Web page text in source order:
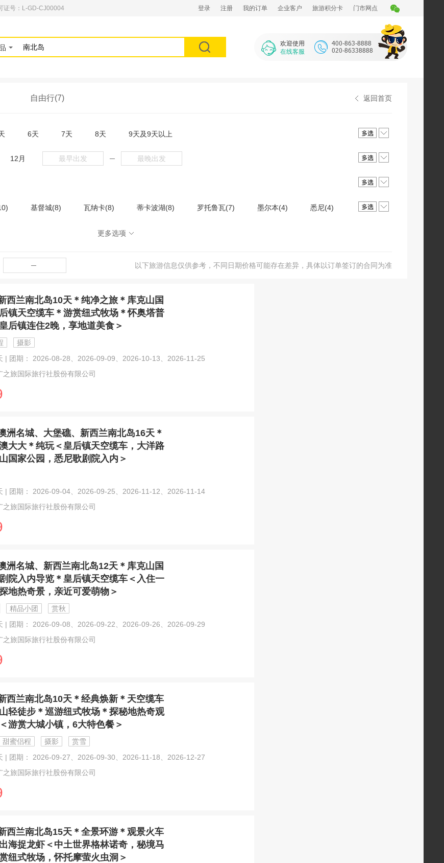
证号：L-GD-CJ00004 登录 注册 我的订单 企业客户 旅游积分卡 门市网点
欢迎使用
在线客服
返回首页
自由行(7)
6天 7天 8天 9天及9天以上
12月 ─
基督城(8) 瓦纳卡(8) 蒂卡波湖(8) 罗托鲁瓦(7) 墨尔本(4) 悉尼(4)
更多选项
─ 以下旅游信息仅供参考，不同日期价格可能存在差异，具体以订单签订的合同为准
西兰南北岛10天＊纯净之旅＊库克山国
镇天空缆车＊游赏纽式牧场＊怀奥塔普
后镇连住2晚，享地道美食＞
摄影
| 团期： 2026-08-28、2026-09-09、2026-10-13、2026-11-25
之旅国际旅行社股份有限公司
洲名城、大堡礁、新西兰南北岛16天＊
大大＊纯玩＜皇后镇天空缆车，大洋路
国家公园，悉尼歌剧院入内＞
| 团期： 2026-09-04、2026-09-25、2026-11-12、2026-11-14
之旅国际旅行社股份有限公司
洲名城、新西兰南北岛12天＊库克山国
院入内导览＊皇后镇天空缆车＜入住一
地热奇景，亲近可爱萌物＞
精品小团
赏秋
| 团期： 2026-09-08、2026-09-22、2026-09-26、2026-09-29
之旅国际旅行社股份有限公司
新西兰南北岛10天＊经典焕新＊天空缆车
轻徒步＊巡游纽式牧场＊探秘地热奇观
游赏大城小镇，6大特色餐＞
甜蜜侣程 摄影
赏雪
| 团期： 2026-09-27、2026-09-30、2026-11-18、2026-12-27
之旅国际旅行社股份有限公司
新西兰南北岛15天＊全景环游＊观景火车
海捉龙虾＜中土世界格林诺奇，秘境马
纽式牧场，怀托摩萤火虫洞＞